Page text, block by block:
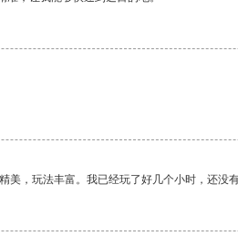
美，玩法丰富。我已经玩了好几个小时，还没